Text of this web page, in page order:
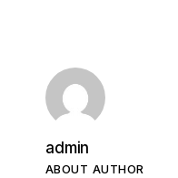
admin
ABOUT AUTHOR